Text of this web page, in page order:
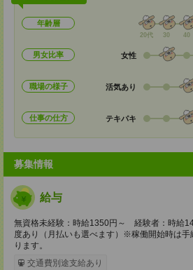
年齢層
20代 30 40
男女比率 女性
職場の様子 活気あり
仕事の仕方 テキパキ
募集情報
給与
無資格未経験：時給1350円～ 経験者：時給
度あり（月払いも選べます）※稼働開始時は手
ります。
交通費別途支給あり